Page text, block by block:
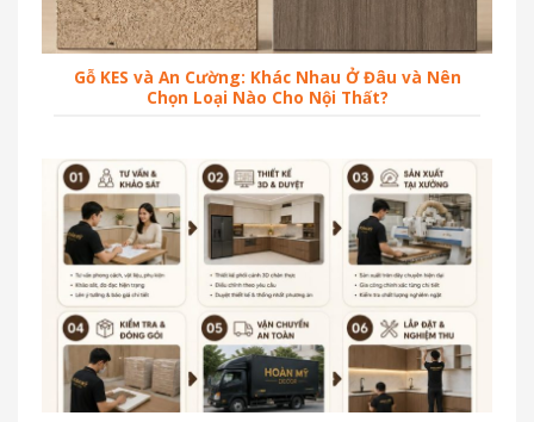
Gỗ KES và An Cường: Khác Nhau Ở Đâu và Nên
Chọn Loại Nào Cho Nội Thất?